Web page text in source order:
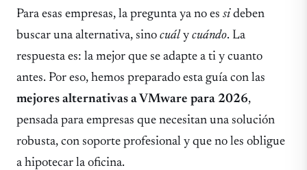
Para esas empresas, la pregunta ya no es sideben
buscar una alternativa, sino cuál y cuándo. La
respuesta es: la mejor que se adapte a ti y cuanto
antes. Por eso, hemos preparado esta guía con las
mejores alternativas a VMware para 2026,
pensada para empresas que necesitan una solución
robusta, con soporte profesional y que no les obligue
a hipotecar la oficina.